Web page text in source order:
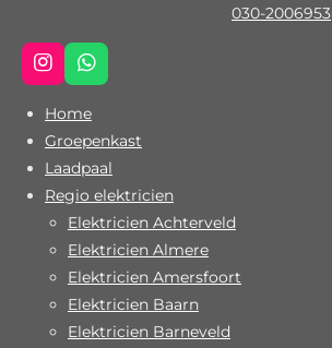
030-2006953
I
n
s
t
a
g
r
a
m
W
h
a
s
A
p
p
Home
Groepenkast
Laadpaal
Regio elektricien
Elektricien Achterveld
Elektricien Almere
Elektricien Amersfoort
Elektricien Baarn
Elektricien Barneveld